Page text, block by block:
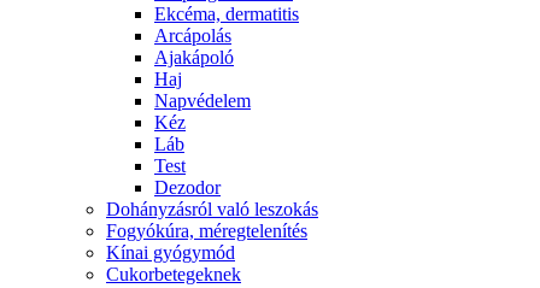
Ekcéma, dermatitis
Arcápolás
Ajakápoló
Haj
Napvédelem
Kéz
Láb
Test
Dezodor
Dohányzásról való leszokás
Fogyókúra, méregtelenítés
Kínai gyógymód
Cukorbetegeknek